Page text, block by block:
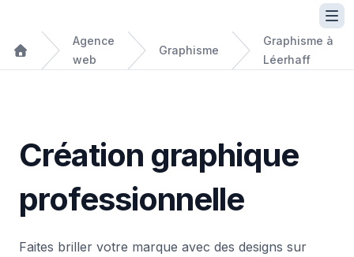
Agence
web
Graphisme
Graphisme à
Léerhaff
Création graphique
professionnelle
Faites briller votre marque avec des designs sur